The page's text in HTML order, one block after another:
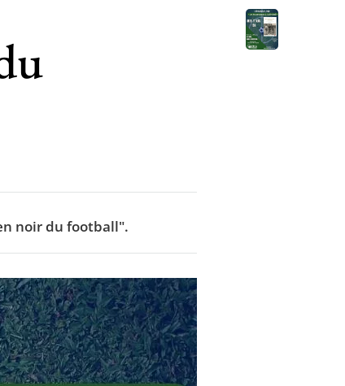
noir du football".